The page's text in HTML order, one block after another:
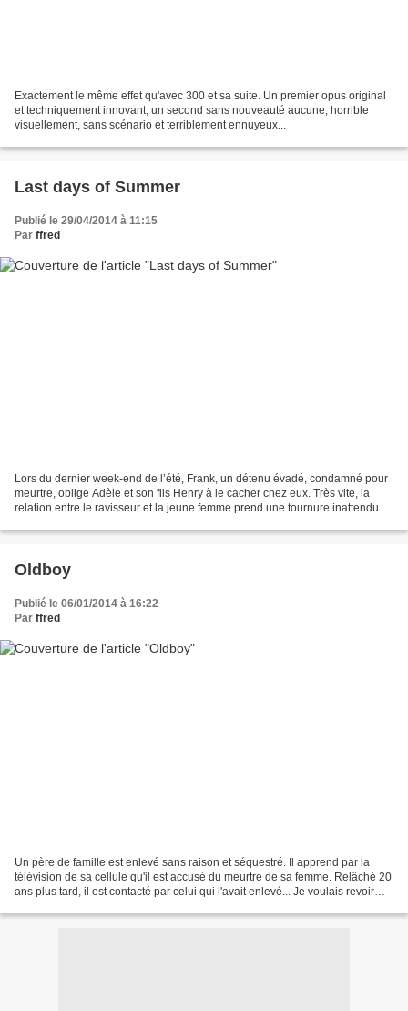
Exactement le même effet qu'avec 300 et sa suite. Un premier opus original
et techniquement innovant, un second sans nouveauté aucune, horrible
visuellement, sans scénario et terriblement ennuyeux...
Last days of Summer
Publié le 29/04/2014 à 11:15
Par ffred
Lors du dernier week-end de l’été, Frank, un détenu évadé, condamné pour
meurtre, oblige Adèle et son fils Henry à le cacher chez eux. Très vite, la
relation entre le ravisseur et la jeune femme prend une tournure inattendue.
Oldboy
Publié le 06/01/2014 à 16:22
Par ffred
Un père de famille est enlevé sans raison et séquestré. Il apprend par la
télévision de sa cellule qu'il est accusé du meurtre de sa femme. Relâché 20
ans plus tard, il est contacté par celui qui l'avait enlevé... Je voulais revoir